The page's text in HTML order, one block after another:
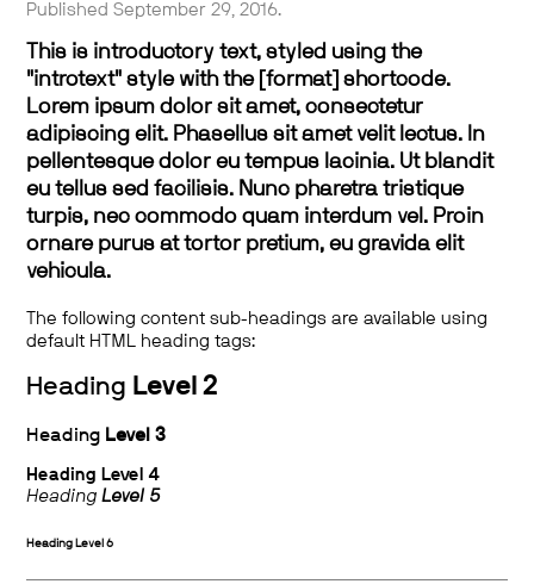
Published September 29, 2016.
This is introductory text, styled using the
"introtext" style with the [format] shortcode.
Lorem ipsum dolor sit amet, consectetur
adipiscing elit. Phasellus sit amet velit lectus. In
pellentesque dolor eu tempus lacinia. Ut blandit
eu tellus sed facilisis. Nunc pharetra tristique
turpis, nec commodo quam interdum vel. Proin
ornare purus at tortor pretium, eu gravida elit
vehicula.
The following content sub-headings are available using
default HTML heading tags:
Heading Level 2
Heading Level 3
Heading Level 4
HeadingLevel 5
Heading Level 6